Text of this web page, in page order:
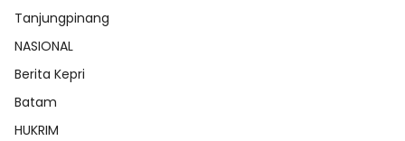
Tanjungpinang
NASIONAL
Berita Kepri
Batam
HUKRIM